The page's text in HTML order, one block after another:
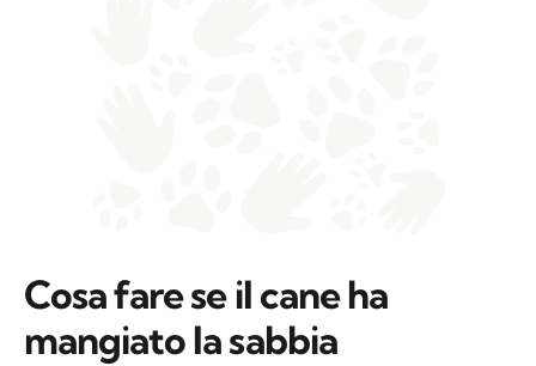
Cosa fare se il cane ha
mangiato la sabbia